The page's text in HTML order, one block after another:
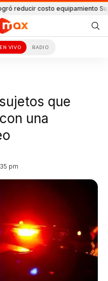
costo equipamiento
VIVO RADIO
que
una
pm